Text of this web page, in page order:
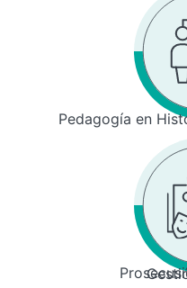
Pedagogía en